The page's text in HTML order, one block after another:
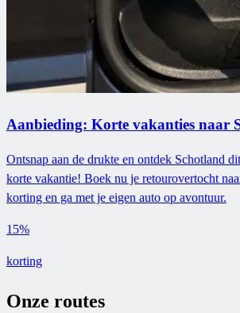
Aanbieding: Korte vakanties naar
Ontsnap aan de drukte en ontdek Schotland
korte vakantie! Boek nu je retourovertocht
korting en ga met je eigen auto op avontuur.
15%
korting
Onze routes